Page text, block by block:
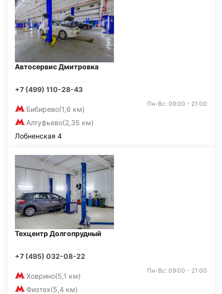
Автосервис Дмитровка
+7 (499) 110-28-43
Бибирево(1,6 км)
Алтуфьево(2,35 км)
Пн-Вс: 09:00 - 21:00
Лобненская 4
Техцентр Долгопрудный
+7 (495) 032-08-22
Ховрино(5,1 км)
Физтех(5,4 км)
Пн-Вс: 09:00 - 21:00